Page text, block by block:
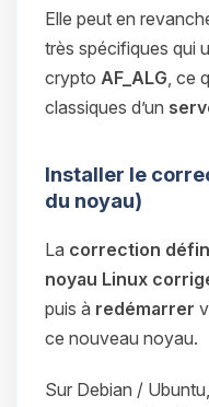
Elle peut en
très spécifiques qui
crypto AF_ALG, ce
classiques d’un
Installer le
du noyau)
La correction
noyau Linux
puis à redémarrer
ce nouveau noyau.
Sur Debian /